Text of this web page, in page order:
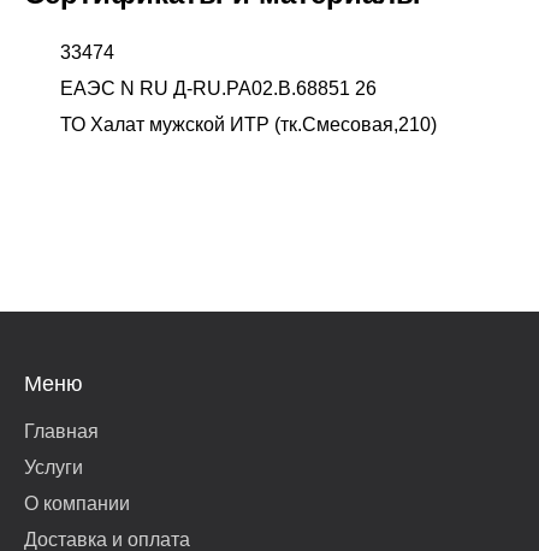
33474
ЕАЭС N RU Д-RU.РА02.В.68851 26
ТО Халат мужской ИТР (тк.Смесовая,210)
Меню
Главная
Услуги
О компании
Доставка и оплата